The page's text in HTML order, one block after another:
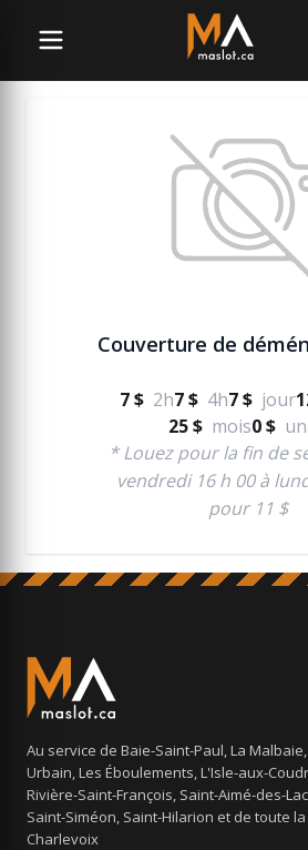
Manutention
Couverture de
7 $ 2h7 $ 4h7 $ jour
25 $ mois0 $
* Louez pour la fin de
vendredi 16 h 00 à
pour 11 $
Au service de Baie-Saint-Paul, La
Urbain, Les Éboulements, L'Isle-aux-
Rivière-Saint-François, Saint-Aimé-des-
Saint-Siméon, Saint-Hilarion et de toute
Charlevoix